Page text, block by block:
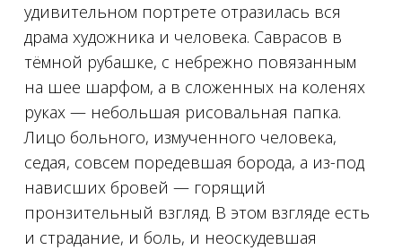
удивительном портрете отразилась вся
драма художника и человека. Саврасов в
тёмной рубашке, с небрежно повязанным
на шее шарфом, а в сложенных на коленях
руках — небольшая рисовальная папка.
Лицо больного, измученного человека,
седая, совсем поредевшая борода, а из-под
нависших бровей — горящий
пронзительный взгляд. В этом взгляде есть
и страдание, и боль, и неоскудевшая